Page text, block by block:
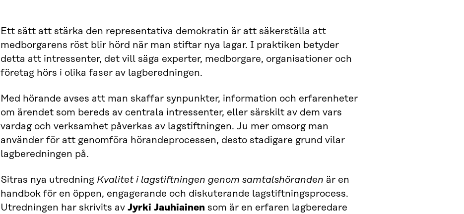
Ett sätt att stärka den representativa demokratin är att säkerställa att
medborgarens röst blir hörd när man stiftar nya lagar. I praktiken betyder
detta att intressenter, det vill säga experter, medborgare, organisationer och
företag hörs i olika faser av lagberedningen.
Med hörande avses att man skaffar synpunkter, information och erfarenheter
om ärendet som bereds av centrala intressenter, eller särskilt av dem vars
vardag och verksamhet påverkas av lagstiftningen. Ju mer omsorg man
använder för att genomföra hörandeprocessen, desto stadigare grund vilar
lagberedningen på.
Sitras nya utredning Kvalitet i lagstiftningen genom samtalshöranden är en
handbok för en öppen, engagerande och diskuterande lagstiftningsprocess.
Utredningen har skrivits av Jyrki Jauhiainen som är en erfaren lagberedare